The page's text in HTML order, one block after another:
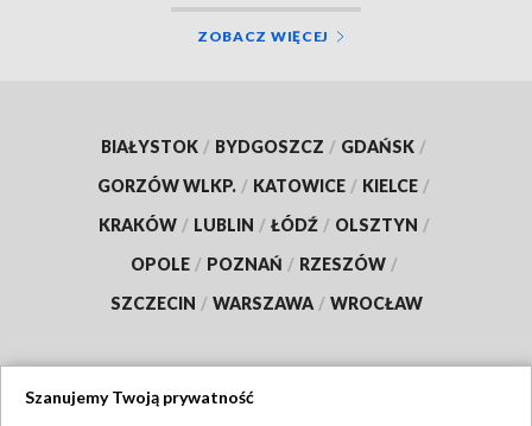
ZOBACZ WIĘCEJ
BIAŁYSTOK / BYDGOSZCZ / GDAŃSK /
GORZÓW WLKP. / KATOWICE / KIELCE /
KRAKÓW / LUBLIN / ŁÓDŹ / OLSZTYN /
OPOLE / POZNAŃ / RZESZÓW /
SZCZECIN / WARSZAWA / WROCŁAW
Szanujemy Twoją prywatność